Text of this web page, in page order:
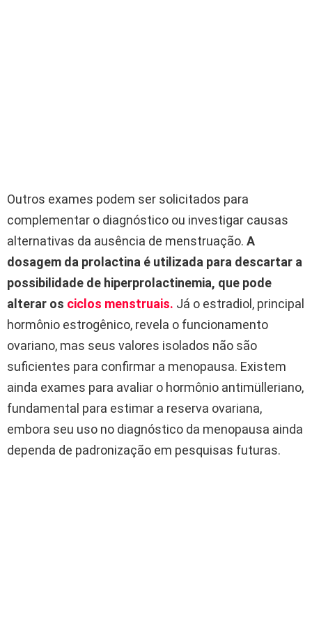
Outros exames podem ser solicitados para
complementar o diagnóstico ou investigar causas
alternativas da ausência de menstruação. A
dosagem da prolactina é utilizada para descartar a
possibilidade de hiperprolactinemia, que pode
alterar os ciclos menstruais. Já o estradiol, principal
hormônio estrogênico, revela o funcionamento
ovariano, mas seus valores isolados não são
suficientes para confirmar a menopausa. Existem
ainda exames para avaliar o hormônio antimülleriano,
fundamental para estimar a reserva ovariana,
embora seu uso no diagnóstico da menopausa ainda
dependa de padronização em pesquisas futuras.